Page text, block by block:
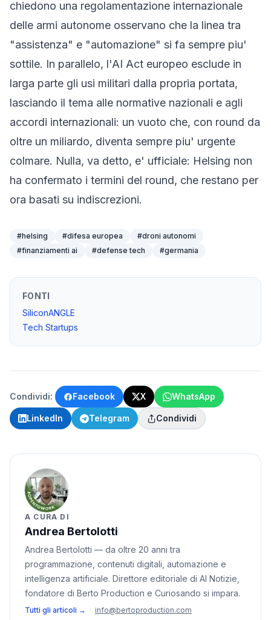
chiedono una regolamentazione internazionale
delle armi autonome osservano che la linea tra
"assistenza" e "automazione" si fa sempre piu'
sottile. In parallelo, l'AI Act europeo esclude in
larga parte gli usi militari dalla propria portata,
lasciando il tema alle normative nazionali e agli
accordi internazionali: un vuoto che, con round da
oltre un miliardo, diventa sempre piu' urgente
colmare. Nulla, va detto, e' ufficiale: Helsing non
ha confermato i termini del round, che restano per
ora basati su indiscrezioni.
#helsing #difesa europea #droni autonomi
#finanziamenti ai #defense tech #germania
FONTI
SiliconANGLE
Tech Startups
Condividi: Facebook X WhatsApp
LinkedIn Telegram Condividi
A CURA DI
Andrea Bertolotti
Andrea Bertolotti — da oltre 20 anni tra
programmazione, contenuti digitali, automazione e
intelligenza artificiale. Direttore editoriale di AI Notizie,
fondatore di Berto Production e Curiosando si impara.
Tutti gli articoli → · info@bertoproduction.com